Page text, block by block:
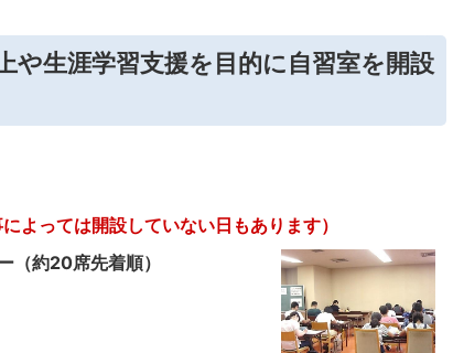
や生涯学習支援を目的に自習室を開設
よっては開設していない日もあります）
（約20席先着順）